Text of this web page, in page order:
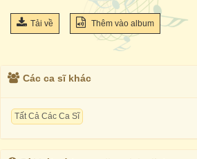
Tải về Thêm vào album
Các ca sĩ khác
Tất Cả Các Ca Sĩ